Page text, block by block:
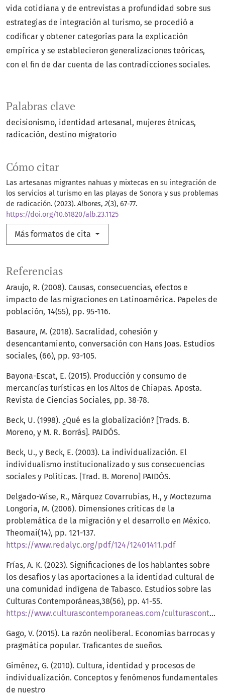
Palabras clave
decisionismo identidad artesanal mujeres étnicas
radicación destino migratorio
Cómo citar
Las artesanas migrantes nahuas y mixtecas en su integración de
los servicios al turismo en las playas de Sonora y sus problemas
de radicación. (2023).Albores, 2(3), 67-77.
https://doi.org/10.61820/alb.23.1125
Más formatos de cita
vida cotidiana y de entrevistas a profundidad sobre sus
estrategias de integración al turismo, se procedió a
codificar y obtener categorías para la explicación
empírica y se establecieron generalizaciones teóricas,
con el fin de dar cuenta de las contradicciones sociales.
Referencias
Araujo, R. (2008). Causas, consecuencias, efectos e
impacto de las migraciones en Latinoamérica. Papeles de
población, 14(55), pp. 95-116.
Basaure, M. (2018). Sacralidad, cohesión y
desencantamiento, conversación con Hans Joas. Estudios
sociales, (66), pp. 93-105.
Bayona-Escat, E. (2015). Producción y consumo de
mercancías turísticas en los Altos de Chiapas. Aposta.
Revista de Ciencias Sociales, pp. 38-78.
Beck, U. (1998). ¿Qué es la globalización? [Trads. B.
Moreno, y M. R. Borrás]. PAIDÓS.
Beck, U., y Beck, E. (2003). La individualización. El
individualismo institucionalizado y sus consecuencias
sociales y Políticas. [Trad. B. Moreno] PAIDÓS.
Delgado-Wise, R., Márquez Covarrubias, H., y Moctezuma
Longoria, M. (2006). Dimensiones críticas de la
problemática de la migración y el desarrollo en México.
Theomai(14), pp. 121-137.
https://www.redalyc.org/pdf/124/12401411.pdf
Frías, A. K. (2023). Significaciones de los hablantes sobre
los desafíos y las aportaciones a la identidad cultural de
una comunidad indígena de Tabasco. Estudios sobre las
Culturas Contemporáneas,38(56), pp. 41-55.
https://www.culturascontemporaneas.com/culturascontemporaneas/contenidos/04_Yokotan.pdf
Gago, V. (2015). La razón neoliberal. Economías barrocas y
pragmática popular. Traficantes de sueños.
Giménez, G. (2010). Cultura, identidad y procesos de
individualización. Conceptos y fenómenos fundamentales
de nuestro